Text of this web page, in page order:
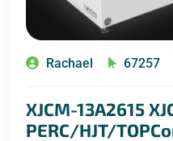
Rachael
67257
XJCM-13A2615
PERC/HJT/